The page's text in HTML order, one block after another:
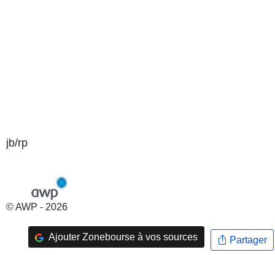
jb/rp
© AWP - 2026
Ajouter Zonebourse à vos sources Partager